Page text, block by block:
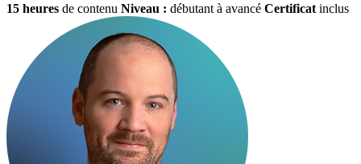
15 heures de contenu Niveau : débutant à avancé Certificat inclus